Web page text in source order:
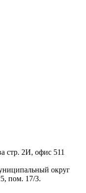
стр. 2И, офис 511
округ
пом. 17/3.